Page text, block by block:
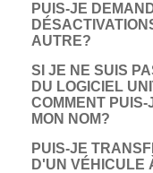
PUIS-JE
DÉSACTIVATIONS
AUTRE?
SI JE NE SUIS
DU LOGICIEL
COMMENT
MON NOM?
PUIS-JE
D'UN VÉHICULE